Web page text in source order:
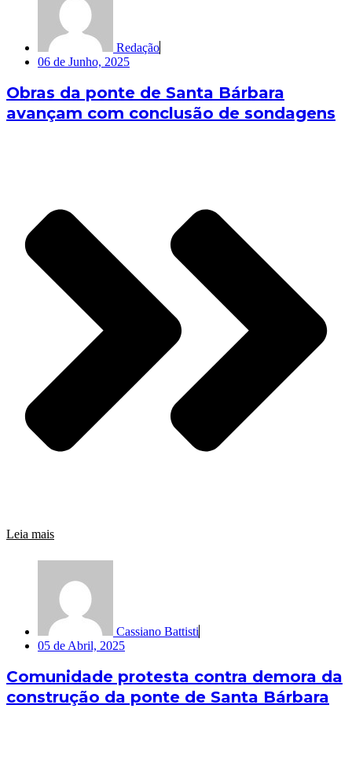
Redação
06 de Junho, 2025
Obras da ponte de Santa Bárbara
avançam com conclusão de sondagens
Leia mais
Cassiano Battisti
05 de Abril, 2025
Comunidade protesta contra demora da
construção da ponte de Santa Bárbara